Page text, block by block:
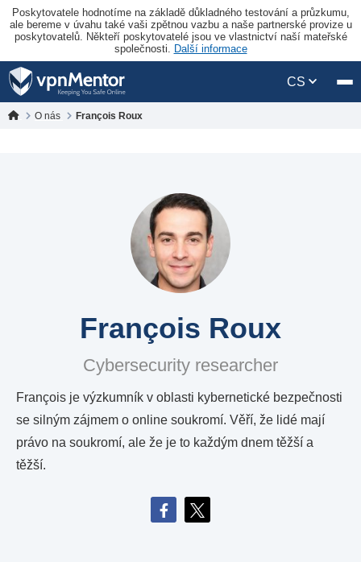
Poskytovatele hodnotíme na základě důkladného testování a průzkumu,
ale bereme v úvahu také vaši zpětnou vazbu a naše partnerské provize u
poskytovatelů. Někteří poskytovatelé jsou ve vlastnictví naší mateřské
společnosti. Další informace
CS
O nás François Roux
François Roux
Cybersecurity researcher
François je výzkumník v oblasti kybernetické bezpečnosti
se silným zájmem o online soukromí. Věří, že lidé mají
právo na soukromí, ale že je to každým dnem těžší a
těžší.